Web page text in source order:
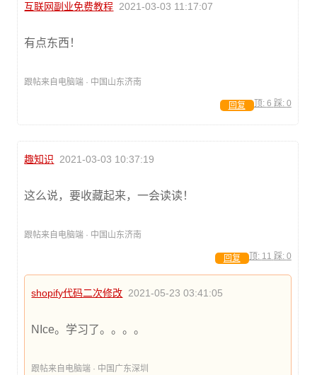
互联网副业免费教程 2021-03-03 11:17:07
有点东西！
跟帖来自电脑端 · 中国山东济南
顶: 6 踩: 0
回复
趣知识 2021-03-03 10:37:19
这么说，要收藏起来，一会读读！
跟帖来自电脑端 · 中国山东济南
顶: 11 踩: 0
回复
shopify代码二次修改 2021-05-23 03:41:05
NIce。学习了。。。。
跟帖来自电脑端 · 中国广东深圳